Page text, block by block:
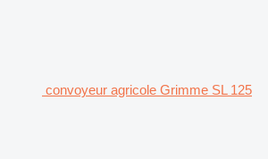
convoyeur agricole Grimme SL 125